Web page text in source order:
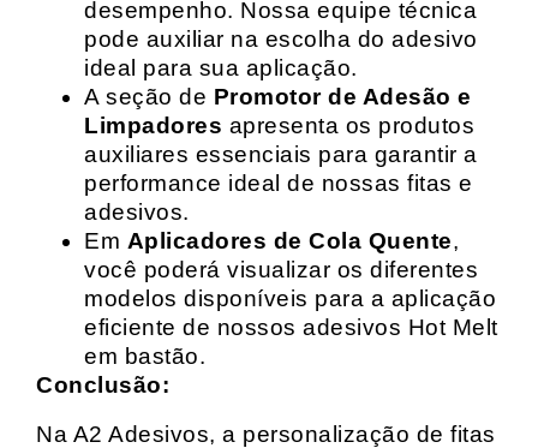
desempenho. Nossa equipe técnica
pode auxiliar na escolha do adesivo
ideal para sua aplicação.
A seção de Promotor de Adesão e
Limpadores apresenta os produtos
auxiliares essenciais para garantir a
performance ideal de nossas fitas e
adesivos.
Em Aplicadores de Cola Quente,
você poderá visualizar os diferentes
modelos disponíveis para a aplicação
eficiente de nossos adesivos Hot Melt
em bastão.
Conclusão:
Na A2 Adesivos, a personalização de fitas